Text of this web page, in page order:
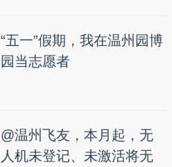
“五一”假期，我在温州园博
园当志愿者
@温州飞友，本月起，无
人机未登记、未激活将无